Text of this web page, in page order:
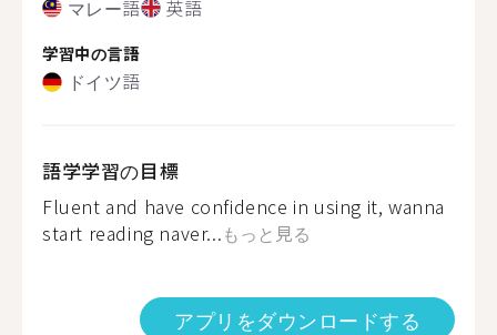
マレー語 英語
学習中の言語
ドイツ語
語学学習の目標
Fluent and have confidence in using it, wanna
start reading naver...もっと見る
アプリをダウンロードする